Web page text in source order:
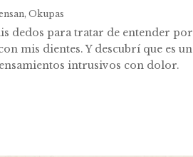
,Okupas
dedos para tratar de entender por
mis dientes. Y descubrí que es un
intrusivos con dolor.